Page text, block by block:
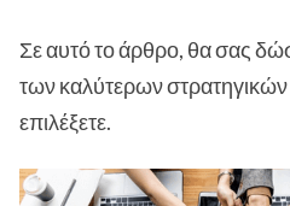
Σε αυτό το άρθρο, θα σας
των καλύτερων
επιλέξετε.